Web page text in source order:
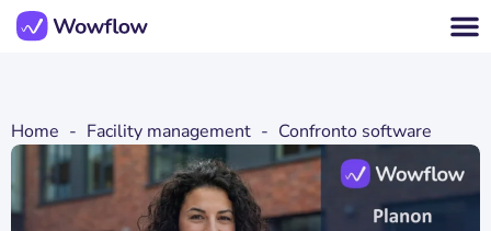
Home - Facility management - Confronto software